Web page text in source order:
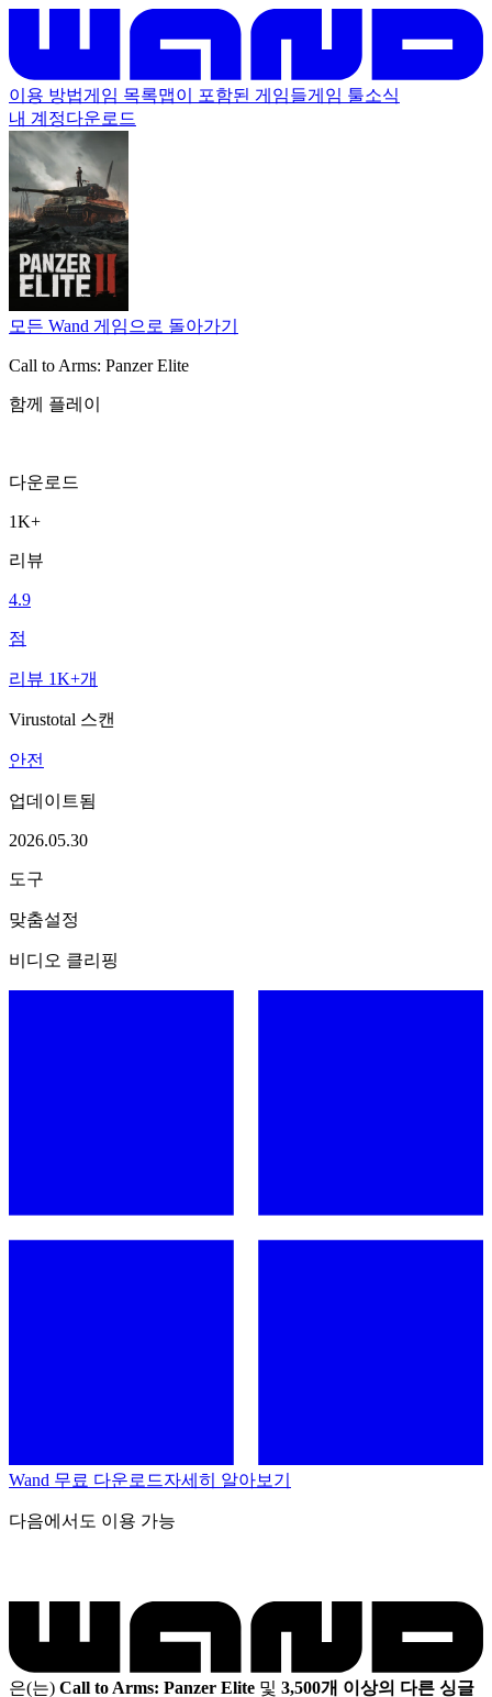
이용 방법게임 목록맵이 포함된 게임들게임 툴소식
내 계정다운로드
모든 Wand 게임으로 돌아가기
Call to Arms: Panzer Elite
함께 플레이
다운로드
1K+
리뷰
4.9
점
리뷰 1K+개
Virustotal 스캔
안전
업데이트됨
2026.05.30
도구
맞춤설정
비디오 클리핑
Wand 무료 다운로드자세히 알아보기
다음에서도 이용 가능
은(는) Call to Arms: Panzer Elite 및 3,500개 이상의 다른 싱글